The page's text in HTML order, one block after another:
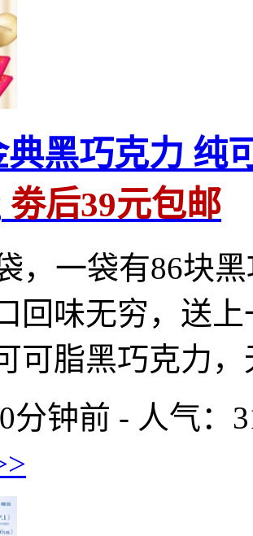
典黑巧克力 纯
劵后39元包邮
，一袋有86块
回味无穷，送
可脂黑巧克力
分钟前 - 人气：